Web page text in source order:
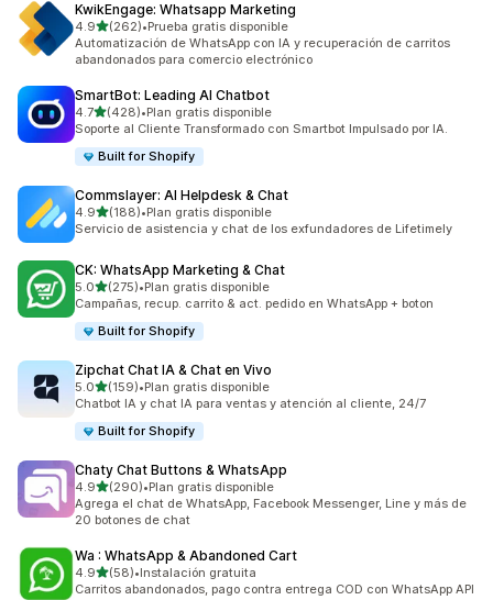
KwikEngage: Whatsapp Marketing
4.9de 5 estrellas
(262)
262 reseñas en total
•Prueba gratis disponible
Automatización de WhatsApp con IA y recuperación de carritos
abandonados para comercio electrónico
SmartBot: Leading AI Chatbot
4.7de 5 estrellas
(428)
428 reseñas en total
•Plan gratis disponible
Soporte al Cliente Transformado con Smartbot Impulsado por IA.
Built for Shopify
Commslayer: AI Helpdesk & Chat
4.9de 5 estrellas
(188)
188 reseñas en total
•Plan gratis disponible
Servicio de asistencia y chat de los exfundadores de Lifetimely
CK: WhatsApp Marketing & Chat
5.0de 5 estrellas
(275)
275 reseñas en total
•Plan gratis disponible
Campañas, recup. carrito & act. pedido en WhatsApp + boton
Built for Shopify
Zipchat Chat IA & Chat en Vivo
5.0de 5 estrellas
(159)
159 reseñas en total
•Plan gratis disponible
Chatbot IA y chat IA para ventas y atención al cliente, 24/7
Built for Shopify
Chaty Chat Buttons & WhatsApp
4.9de 5 estrellas
(290)
290 reseñas en total
•Plan gratis disponible
Agrega el chat de WhatsApp, Facebook Messenger, Line y más de
20 botones de chat
Wa : WhatsApp & Abandoned Cart
4.9de 5 estrellas
(58)
58 reseñas en total
•Instalación gratuita
Carritos abandonados, pago contra entrega COD con WhatsApp API